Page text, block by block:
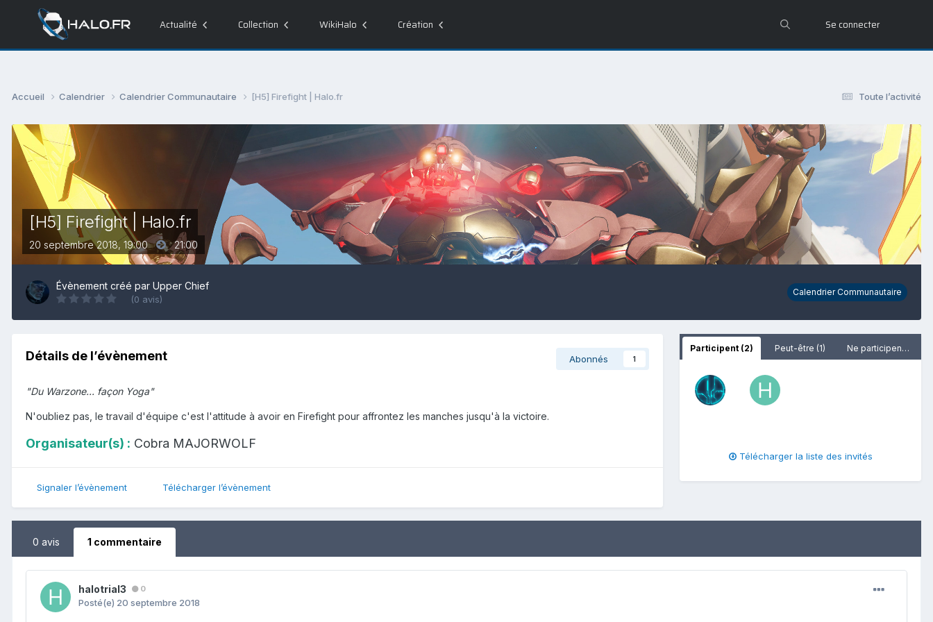
Actualité Collection WikiHalo Création Se connecter
Toute l’activité
Accueil Calendrier Calendrier Communautaire [H5] Firefight | Halo.fr
[H5] Firefight | Halo.fr
20 septembre 2018, 19:00 21:00
Évènement créé par Upper Chief
(0 avis)
Calendrier Communautaire
Détails de l’évènement Abonnés 1
"Du Warzone... façon Yoga"
N'oubliez pas, le travail d'équipe c'est l'attitude à avoir en Firefight pour affrontez les manches jusqu'à la victoire.
Organisateur(s) : Cobra MAJORWOLF
Signaler l’évènement Télécharger l’évènement
Participent (2) Peut-être (1) Ne participent pas
Télécharger la liste des invités
0 avis 1 commentaire
halotrial3 0
Posté(e) 20 septembre 2018